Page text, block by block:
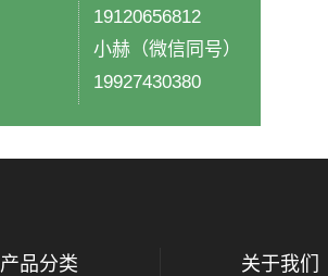
19120656812
小赫（微信同号）
19927430380
产品分类 关于我们